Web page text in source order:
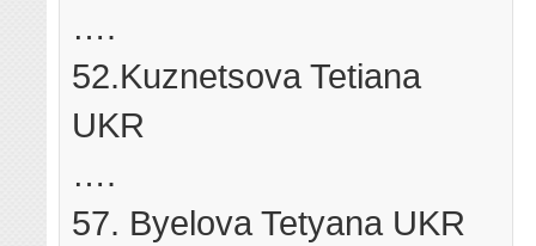
….
52.Kuznetsova Tetiana
UKR
….
57. Byelova Tetyana UKR